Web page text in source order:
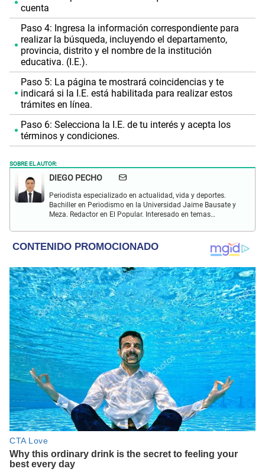
cuenta
Paso 4: Ingresa la información correspondiente para
realizar la búsqueda, incluyendo el departamento,
provincia, distrito y el nombre de la institución
educativa. (I.E.).
Paso 5: La página te mostrará coincidencias y te
indicará si la I.E. está habilitada para realizar estos
trámites en línea.
Paso 6: Selecciona la I.E. de tu interés y acepta los
términos y condiciones.
SOBRE EL AUTOR:
DIEGO PECHO
Periodista especializado en actualidad, vida y deportes.
Bachiller en Periodismo en la Universidad Jaime Bausate y
Meza. Redactor en El Popular. Interesado en temas
internacional, trucos caseros y educación.